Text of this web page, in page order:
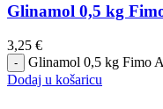
Glinamol 0,5 kg
3,25 €
Glinamol 0,5 kg Fimo
Dodaj u košaricu